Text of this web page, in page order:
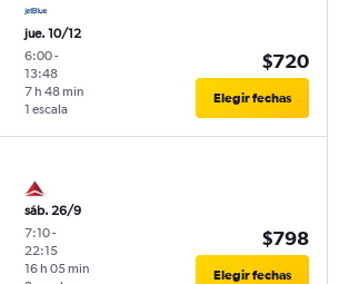
jue. 10/12
6:00-
13:48
1 escala
7 h 48 min
$720
Elegir fechas
sáb. 26/9
7:10-
22:15
16 h 05 min
$798
Elegir fechas